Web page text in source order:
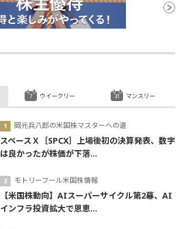
岡元兵八郎の米国株マスターへの道
スペースＸ［SPCX］上場後初の決算発表、数字
は良かったが株価が下落...
モトリーフール米国株情報
【米国株動向】AIスーパーサイクル第2幕、AI
インフラ投資拡大で恩恵...
ウイークリー マンスリー